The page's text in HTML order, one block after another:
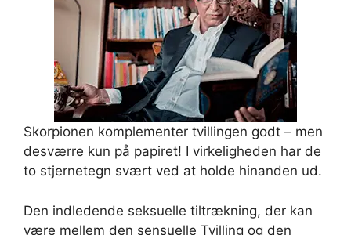
Skorpionen komplementer tvillingen godt – men
desværre kun på papiret! I virkeligheden har de
to stjernetegn svært ved at holde hinanden ud.
Den indledende seksuelle tiltrækning, der kan
være mellem den sensuelle Tvilling og den